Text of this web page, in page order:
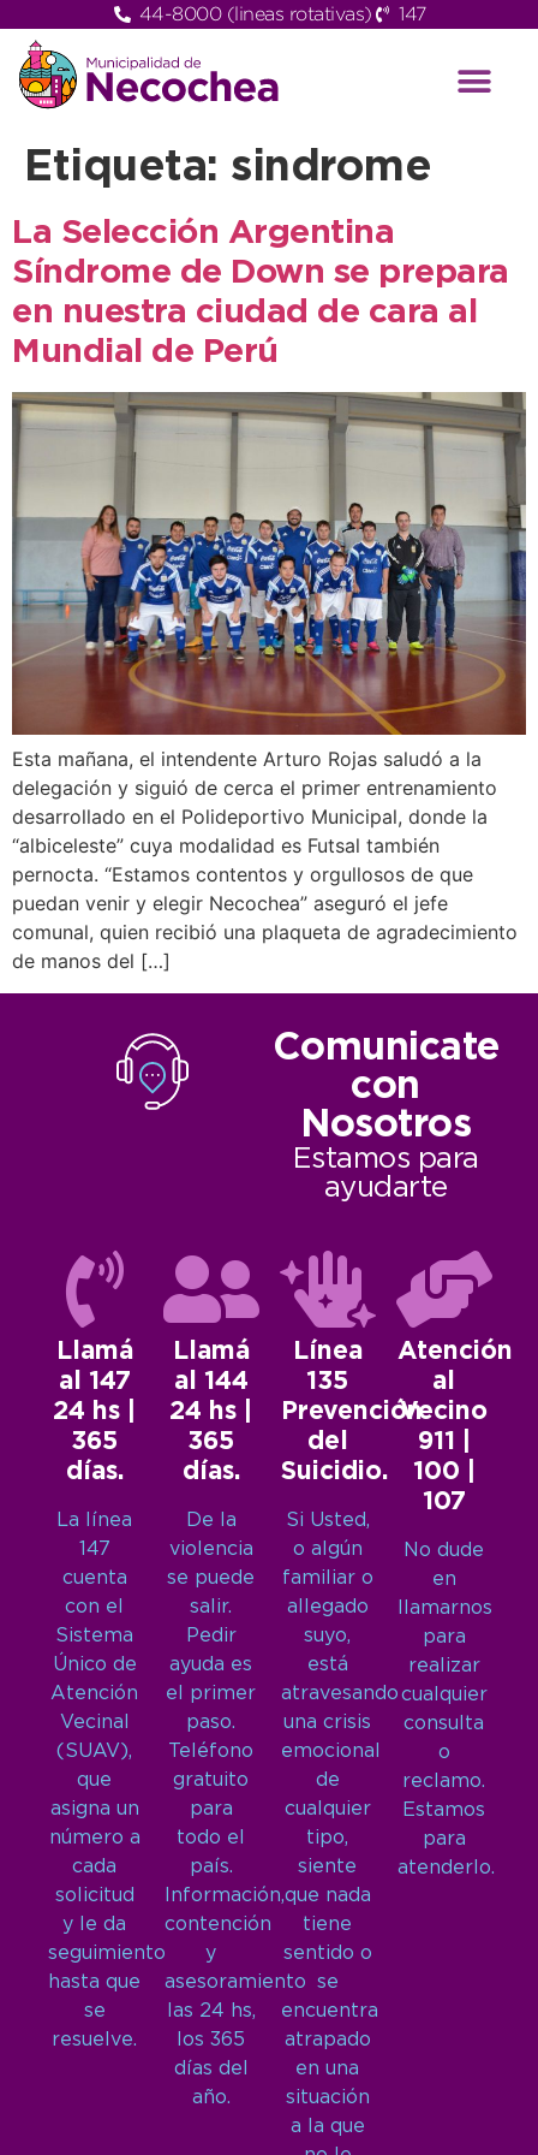
44-8000 (lineas rotativas) 147
Etiqueta: sindrome
La Selección Argentina
Síndrome de Down se prepara
en nuestra ciudad de cara al
Mundial de Perú
Esta mañana, el intendente Arturo Rojas saludó a la
delegación y siguió de cerca el primer entrenamiento
desarrollado en el Polideportivo Municipal, donde la
“albiceleste” cuya modalidad es Futsal también
pernocta. “Estamos contentos y orgullosos de que
puedan venir y elegir Necochea” aseguró el jefe
comunal, quien recibió una plaqueta de agradecimiento
de manos del […]
Comunicate
con
Nosotros
Estamos para
ayudarte
Llamá
al 147
24 hs |
365
días.
La línea
147
cuenta
con el
Sistema
Único de
Atención
Vecinal
(SUAV),
que
asigna un
número a
cada
solicitud
y le da
seguimiento
hasta que
se
resuelve.
Llamá
al 144
24 hs |
365
días.
De la
violencia
se puede
salir.
Pedir
ayuda es
el primer
paso.
Teléfono
gratuito
para
todo el
país.
Información,
contención
y
asesoramiento
las 24 hs,
los 365
días del
año.
Línea
135
Prevención
del
Suicidio.
Si Usted,
o algún
familiar o
allegado
suyo,
está
atravesando
una crisis
emocional
de
cualquier
tipo,
siente
que nada
tiene
sentido o
se
encuentra
atrapado
en una
situación
a la que
Atención
al
Vecino
911 |
100 |
107
No dude
en
llamarnos
para
realizar
cualquier
consulta
o
reclamo.
Estamos
para
atenderlo.